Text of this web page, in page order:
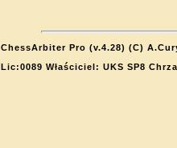
ChessArbiter Pro (v.4.28) (C)
Lic:0089 Właściciel: UKS SP8